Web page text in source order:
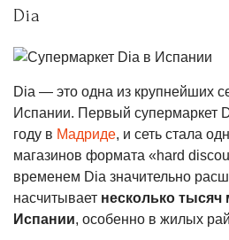
Dia
Dia — это одна из крупнейших
Испании. Первый супермаркет
году в Мадриде, и сеть стала
магазинов формата «hard
временем Dia значительно
насчитывает несколько тысяч
Испании, особенно в жилых